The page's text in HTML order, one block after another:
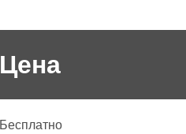
Цена
Бесплатно